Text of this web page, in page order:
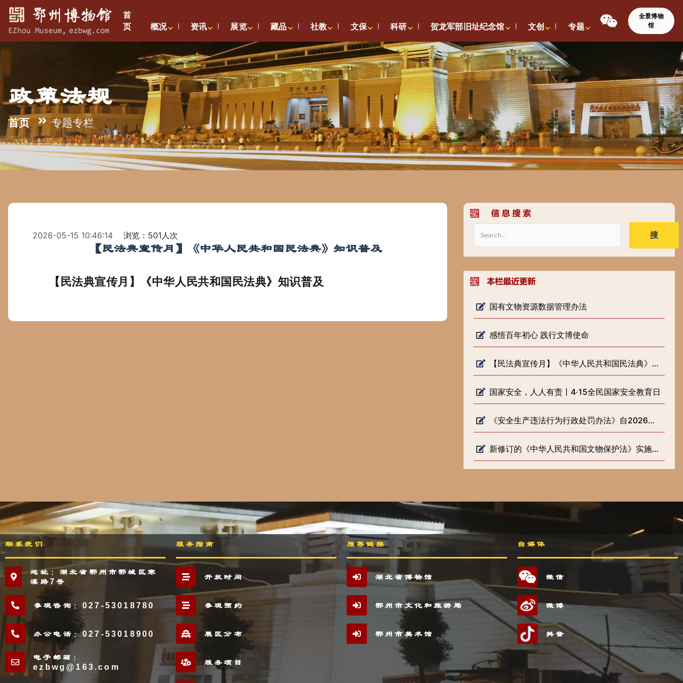
首
页
概况 资讯 展览 藏品 社教 文保 科研 贺龙军部旧址纪念馆 文创 专题
全景博物
馆
政策法规
首页 专题专栏
2026-05-15 10:46:14 浏览：501人次
【民法典宣传月】《中华人民共和国民法典》知识普及
【民法典宣传月】《中华人民共和国民法典》知识普及
搜
国有文物资源数据管理办法
感悟百年初心 践行文博使命
【民法典宣传月】《中华人民共和国民法典》知识普及
国家安全，人人有责丨4·15全民国家安全教育日
《安全生产违法行为行政处罚办法》自2026年2月1日起施行
新修订的《中华人民共和国文物保护法》实施一周年
联系我们
地址：湖北省鄂州市鄂城区寒
溪路7号
参观咨询：027-53018780
办公电话：027-53018900
电子邮箱：
ezbwg@163.com
服务指南
开放时间
参观预约
展区分布
服务项目
推荐链接
湖北省博物馆
鄂州市文化和旅游局
鄂州市美术馆
自媒体
微信
微博
抖音